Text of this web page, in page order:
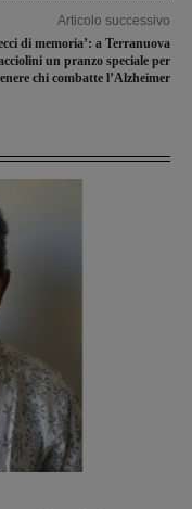
Articolo successivo
di memoria’: a Terranuova
un pranzo speciale per
chi combatte l’Alzheimer